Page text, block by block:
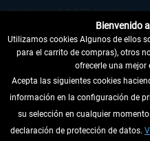
DESISTIR DEL CONTRATO
INFORMACIÓN
Bienvenido
Utilizamos cookies Algunos de ellos
para el carrito de compras), otros
ofrecerle una mejor
Acepta las siguientes cookies
información en la configuración de
su selección en cualquier
declaración de protección de datos.